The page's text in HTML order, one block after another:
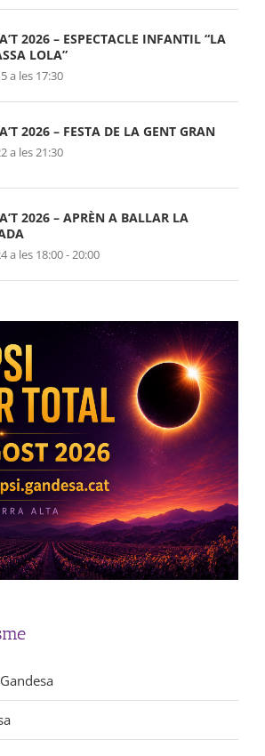
2026 – ESPECTACLE INFANTIL “LA
LOLA”
a les 17:30
2026 – FESTA DE LA GENT GRAN
a les 21:30
2026 – APRÈN A BALLAR LA
a les 18:00-20:00